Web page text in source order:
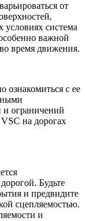
от
система
важной
время движения.
ознакомиться с ее
ограничений
на дорогах
Будьте
и предвидите
сцепляемостью.
и